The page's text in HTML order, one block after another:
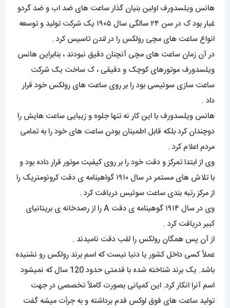
هانس ویلسدورف اولین بنیان گذار ساعت های ضد اب و ضد گردو
غبار بود ک در سن ۲۴ سالگی سال ۱۹۰۵ یک شرکت تولید و توسعه
انواع ساعت های مچی رولکس را در لندن تاسیس کرد .
در آن زمان ساعت های مچی آنچنان دقیق نبودند ، بنابراین هانس
ویلسدورف موتورهای کوچک و دقیقی ، ک ساخت یک شرکت
ساعت سازی سوئیسی بود را بر روی ساعت های رولکس خود قرار
داد .
هانس ویلسدورف با این کار نه تنها جلوه و زیبایی ساعت هایش را
دوچندان کرد بلکه قابل اطمینان بودن ساعت های خود را به تمامی
مردم اعلام کرد .
وی از ابتدا تمرکز و دقت خود را بر روی کیفیت موتور قرار داده بود و
با تلاش های مستمر در سال ۱۹۱۰ گواهینامه ی دقت کرونومتریک را
از مرکز رتبه بندی ساعت سوئیس دریافت کرد .
وی در سال ۱۹۱۴ گوهینامه ی دقت A را از رصدخانه ی بریتانیای
کبیر دریافت کرد .
از آن پس همگان رولکس را لقب دقت نامیدند .
عملاً کسی داخل کشور یا دنیا نیست که اسم برند رولکس رو نشنیده
باشد. یک برند شناخته شده با قدمتی حدود 120 سال که نمیشود
اسم آنرا انکار کرد. این کمپانی بصورت کاملاً تخصصی در جهت
تولید ساعت های فوق لوکس قدم برداشته و به جرأت میشه گفت